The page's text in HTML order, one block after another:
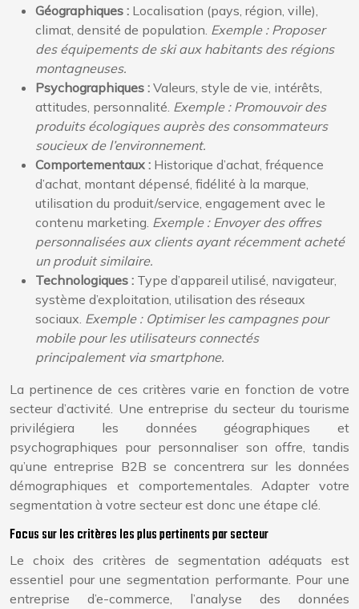
Géographiques : Localisation (pays, région, ville),
climat, densité de population. Exemple : Proposer
des équipements de ski aux habitants des régions
montagneuses.
Psychographiques : Valeurs, style de vie, intérêts,
attitudes, personnalité. Exemple : Promouvoir des
produits écologiques auprès des consommateurs
soucieux de l’environnement.
Comportementaux : Historique d’achat, fréquence
d’achat, montant dépensé, fidélité à la marque,
utilisation du produit/service, engagement avec le
contenu marketing. Exemple : Envoyer des offres
personnalisées aux clients ayant récemment acheté
un produit similaire.
Technologiques : Type d’appareil utilisé, navigateur,
système d’exploitation, utilisation des réseaux
sociaux. Exemple : Optimiser les campagnes pour
mobile pour les utilisateurs connectés
principalement via smartphone.
La pertinence de ces critères varie en fonction de votre
secteur d’activité. Une entreprise du secteur du tourisme
privilégiera les données géographiques et
psychographiques pour personnaliser son offre, tandis
qu’une entreprise B2B se concentrera sur les données
démographiques et comportementales. Adapter votre
segmentation à votre secteur est donc une étape clé.
Focus sur les critères les plus pertinents par secteur
Le choix des critères de segmentation adéquats est
essentiel pour une segmentation performante. Pour une
entreprise d’e-commerce, l’analyse des données